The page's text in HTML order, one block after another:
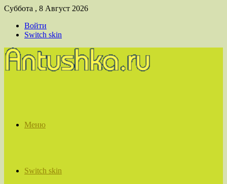
Суббота , 8 Август 2026
Войти
Switch skin
Меню
Switch skin